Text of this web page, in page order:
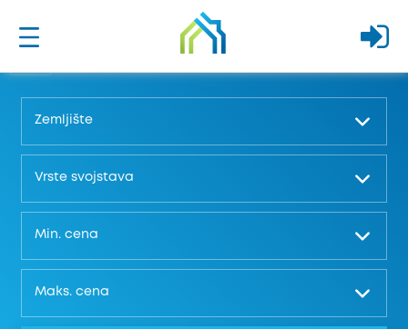
Zemljište
Vrste svojstava
Min. cena
Maks. cena